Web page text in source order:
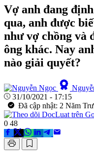
Vợ anh đang
qua, anh được
như vợ chồng và
ông khác. Nay
nào giải quyết?
31/10/2021 - 17:15
Đã cập nhật: 2 Năm
0 48